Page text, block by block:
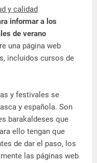
y calidad
informar a los
de verano
una página web
incluidos cursos de
y festivales se
y española. Son
barakaldeses que
ello tengan que
de dar el paso, los
las páginas web